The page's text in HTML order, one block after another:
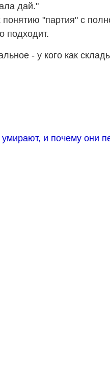
дай."
"партия" с
подходит.
- у кого как
и почему они